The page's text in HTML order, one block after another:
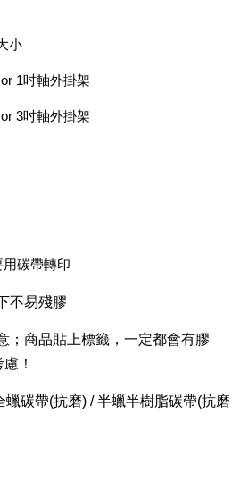
小
1吋軸外掛架
3吋軸外掛架
碳帶轉印
不易殘膠
； 商品貼上標籤，一定都會有膠
！
蠟碳帶(抗磨) / 半蠟半樹脂碳帶(抗磨